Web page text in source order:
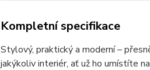
Kompletní specifikace
Stylový, praktický a moderní –
jakýkoliv interiér, ať už ho umístíte